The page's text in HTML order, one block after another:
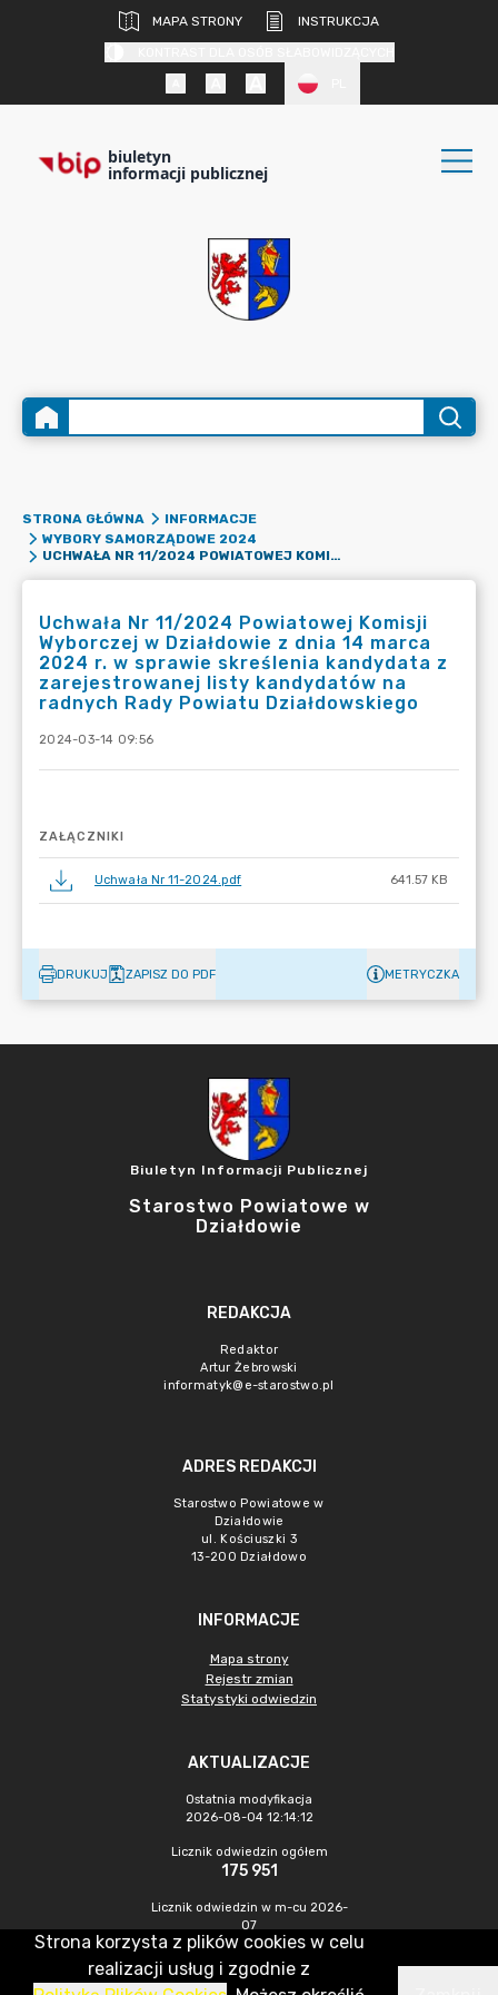
MAPA STRONY
INSTRUKCJA
biuletyn
informacji publicznej
STRONA GŁÓWNA
INFORMACJE
WYBORY SAMORZĄDOWE 2024
UCHWAŁA NR 11/2024 POWIATOWEJ KOMISJI WYBORCZEJ W DZIAŁDOWIE Z DNIA 14 MARCA 2024 R. W SPRAWIE SKREŚLENIA KANDYDATA Z ZAREJESTROWANEJ LISTY KANDYDATÓW NA RADNYCH RADY POWIATU DZIAŁDOWSKIEGO
Uchwała Nr 11/2024 Powiatowej Komisji
Wyborczej w Działdowie z dnia 14 marca
2024 r. w sprawie skreślenia kandydata z
zarejestrowanej listy kandydatów na
radnych Rady Powiatu Działdowskiego
2024-03-14 09:56
ZAŁĄCZNIKI
Uchwała Nr 11-2024.pdf 641.57 KB
DRUKUJ ZAPISZ DO PDF METRYCZKA
Biuletyn Informacji Publicznej
Starostwo Powiatowe w
Działdowie
REDAKCJA
Redaktor
Artur Żebrowski
informatyk@e-starostwo.pl
ADRES REDAKCJI
Starostwo Powiatowe w
Działdowie
ul. Kościuszki 3
13-200 Działdowo
INFORMACJE
Mapa strony
Rejestr zmian
Statystyki odwiedzin
AKTUALIZACJE
Ostatnia modyfikacja
2026-08-04 12:14:12
Licznik odwiedzin ogółem
175 951
Licznik odwiedzin w m-cu 2026-
07
336
Strona korzysta z plików cookies w celu
realizacji usług i zgodnie z